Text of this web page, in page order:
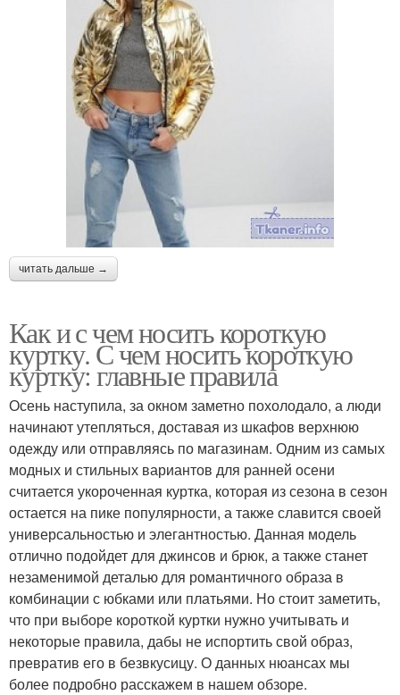
читать дальше →
Как и с чем носить короткую
куртку. С чем носить короткую
куртку: главные правила
Осень наступила, за окном заметно похолодало, а люди
начинают утепляться, доставая из шкафов верхнюю
одежду или отправляясь по магазинам. Одним из самых
модных и стильных вариантов для ранней осени
считается укороченная куртка, которая из сезона в сезон
остается на пике популярности, а также славится своей
универсальностью и элегантностью. Данная модель
отлично подойдет для джинсов и брюк, а также станет
незаменимой деталью для романтичного образа в
комбинации с юбками или платьями. Но стоит заметить,
что при выборе короткой куртки нужно учитывать и
некоторые правила, дабы не испортить свой образ,
превратив его в безвкусицу. О данных нюансах мы
более подробно расскажем в нашем обзоре.